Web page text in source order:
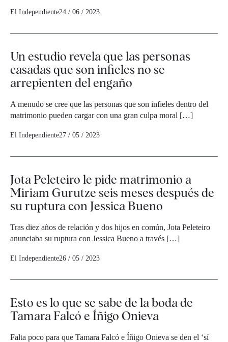
El Independiente24 / 06 / 2023
Un estudio revela que las personas
casadas que son infieles no se
arrepienten del engaño
A menudo se cree que las personas que son infieles dentro del
matrimonio pueden cargar con una gran culpa moral […]
El Independiente27 / 05 / 2023
Jota Peleteiro le pide matrimonio a
Miriam Gurutze seis meses después de
su ruptura con Jessica Bueno
Tras diez años de relación y dos hijos en común, Jota Peleteiro
anunciaba su ruptura con Jessica Bueno a través […]
El Independiente26 / 05 / 2023
Esto es lo que se sabe de la boda de
Tamara Falcó e Íñigo Onieva
Falta poco para que Tamara Falcó e Íñigo Onieva se den el ‘sí